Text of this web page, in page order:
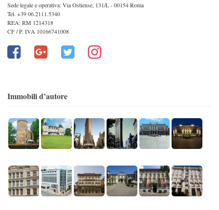
Sede legale e operativa: Via Ostiense, 131/L - 00154 Roma
Tel. +39 06.2111.5340
REA: RM 1214318
CF / P. IVA 10166741008
Immobili d’autore